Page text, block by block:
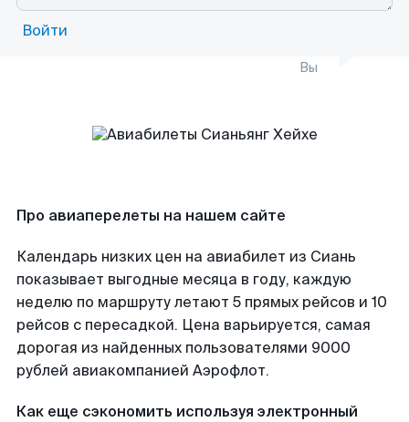
Войти
Вы
Про авиаперелеты на нашем сайте
Календарь низких цен на авиабилет из Сиань
показывает выгодные месяца в году, каждую
неделю по маршруту летают 5 прямых рейсов и 10
рейсов с пересадкой. Цена варьируется, самая
дорогая из найденных пользователями 9000
рублей авиакомпанией Аэрофлот.
Как еще сэкономить используя электронный